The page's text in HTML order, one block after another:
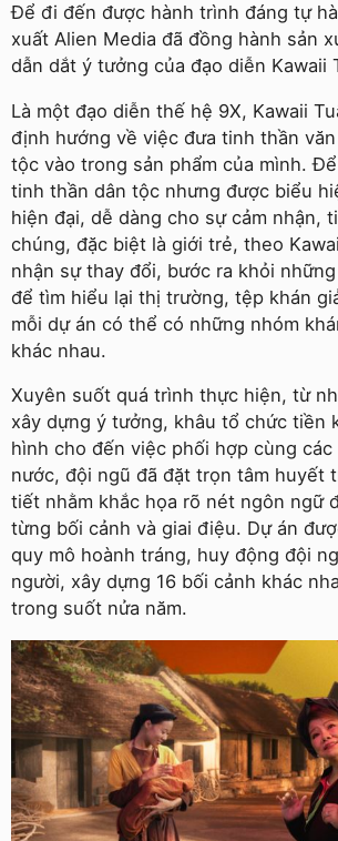
Để đi đến được hành trình đáng tự
xuất Alien Media đã đồng hành sản
dẫn dắt ý tưởng của đạo diễn Kawaii
Là một đạo diễn thế hệ 9X, Kawaii
định hướng về việc đưa tinh thần
tộc vào trong sản phẩm của mình.
tinh thần dân tộc nhưng được biểu
hiện đại, dễ dàng cho sự cảm nhận,
chúng, đặc biệt là giới trẻ, theo
nhận sự thay đổi, bước ra khỏi
để tìm hiểu lại thị trường, tệp khán
mỗi dự án có thể có những nhóm
khác nhau.
Xuyên suốt quá trình thực hiện, từ
xây dựng ý tưởng, khâu tổ chức tiền
hình cho đến việc phối hợp cùng
nước, đội ngũ đã đặt trọn tâm huyết
tiết nhằm khắc họa rõ nét ngôn ngữ
từng bối cảnh và giai điệu. Dự án
quy mô hoành tráng, huy động đội
người, xây dựng 16 bối cảnh khác
trong suốt nửa năm.